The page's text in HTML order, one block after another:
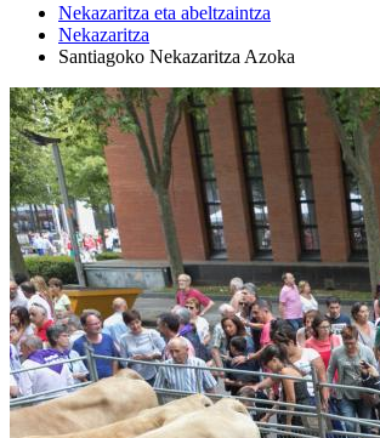
Nekazaritza eta abeltzaintza
Nekazaritza
Santiagoko Nekazaritza Azoka